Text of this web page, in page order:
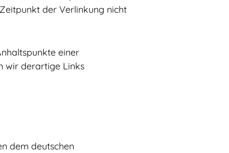
der Verlinkung nicht
einer
wir derartige Links
dem deutschen